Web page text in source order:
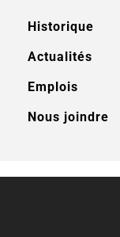
Historique
Actualités
Emplois
Nous joindre